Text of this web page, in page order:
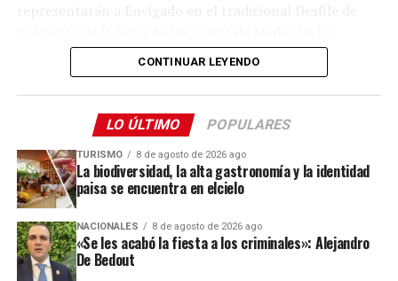
jornada también ofrecerá gastronomía, música y otras
expresiones de la cultura campesina.
Desde el mediodía y hasta la medianoche, cinco fincas
silleteras de la vereda Pantanillo estarán abiertas al
público. Allí, los visitantes podrán recorrer los espacios
donde las familias campesinas cultivan sus flores,
conocer el trabajo que realizan durante todo el año y
compartir con los silleteros que se preparan para llevar
sus creaciones a uno de los eventos culturales más
importantes de Antioquia.
CONTINUAR LEYENDO
LO ÚLTIMO POPULARES
TURISMO 8 de agosto de 2026 ago
La biodiversidad, la alta gastronomía y la identidad
paisa se encuentra en elcielo
NACIONALES 8 de agosto de 2026 ago
«Se les acabó la fiesta a los criminales»: Alejandro
De Bedout